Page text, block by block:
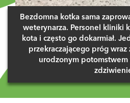
Bezdomna kotka sama
weterynarza. Personel kliniki
kota i często go dokarmiał.
przekraczającego próg
urodzonym potomstwem